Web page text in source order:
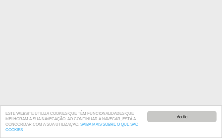
Aceito
ESTE WEBSITE UTILIZA COOKIES QUE TÊM FUNCIONALIDADES QUE
MELHORAM A SUA NAVEGAÇÃO. AO CONTINUAR A NAVEGAR, ESTÁ A
CONCORDAR COM A SUA UTILIZAÇÃO. SAIBA MAIS SOBRE O QUE SÃO
COOKIES